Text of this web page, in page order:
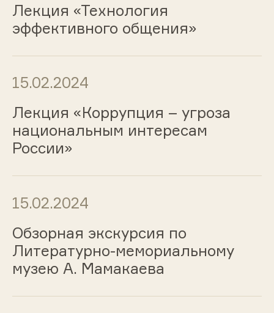
Лекция «Технология
эффективного общения»
15.02.2024
Лекция «Коррупция – угроза
национальным интересам
России»
15.02.2024
Обзорная экскурсия по
Литературно-мемориальному
музею А. Мамакаева